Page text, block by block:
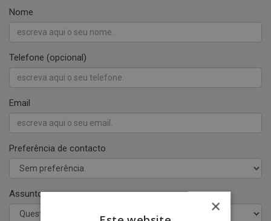
Nome
Telefone (opcional)
Email
Preferência de contacto
Assunto
×